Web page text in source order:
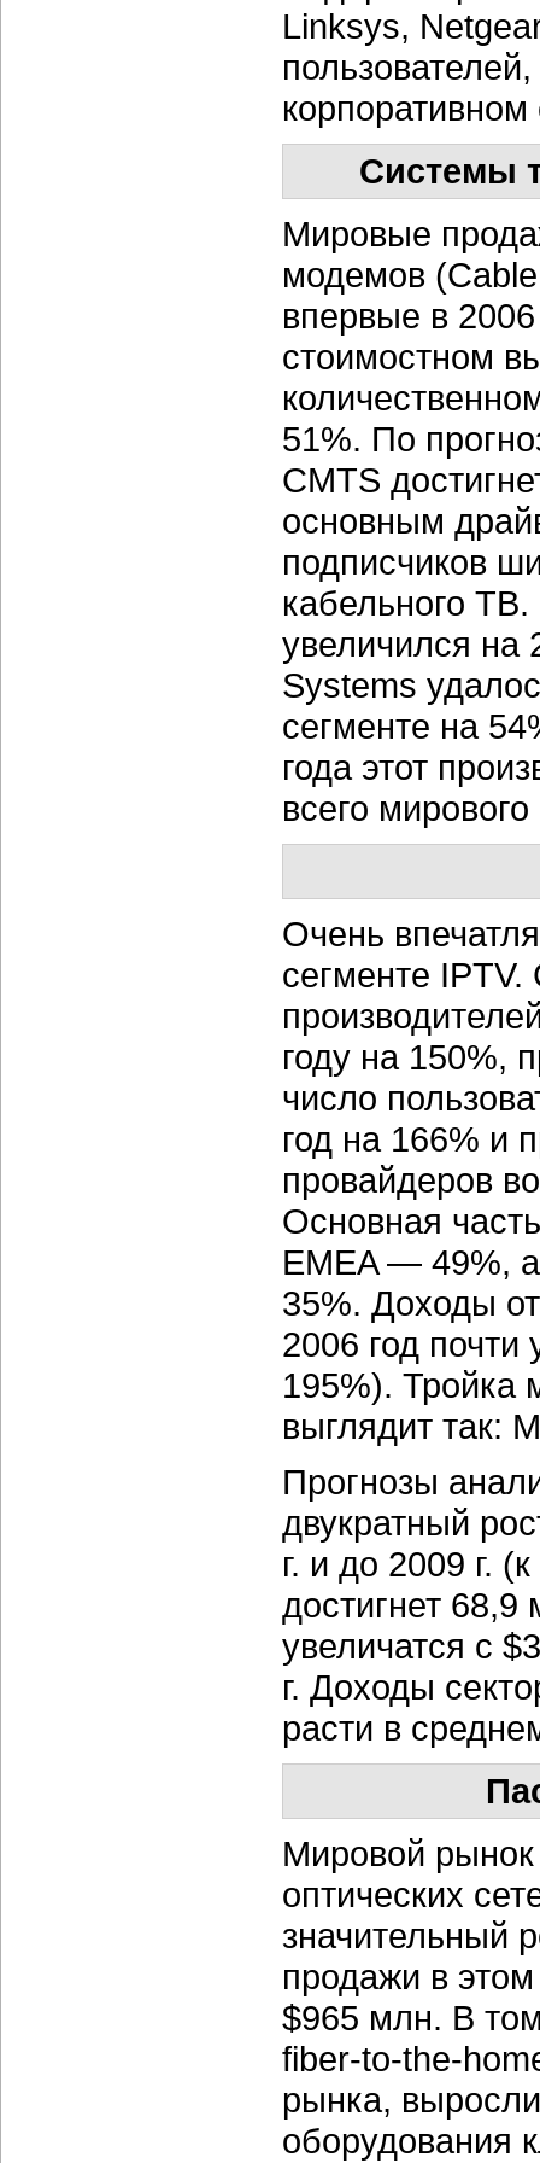
Linksys,
Системы
Мировые
модемов
впервые в
стоимостном
51%. По
CMTS
основным
подписчиков
кабельного ТВ.
увеличился на
Systems
сегменте на
года этот
всего
Очень
сегменте
году на 150%,
число
год на 166% и
провайдеров
Основная
EMEA — 49%,
35%. Доходы
2006 год почти
195%). Тройка
выглядит так:
Прогнозы
двукратный
г. и до 2009 г.
достигнет
увеличатся с
г. Доходы
расти в
Мировой
оптических
значительный
продажи в
$965 млн. В
fiber-to-the-
рынка,
оборудования